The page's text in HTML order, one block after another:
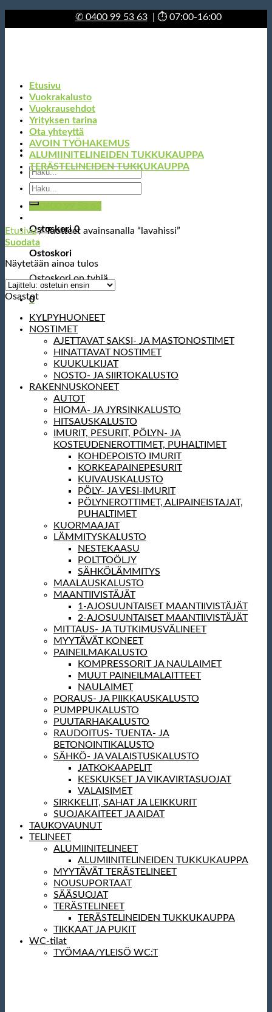
to
✆ 0400 99 53 63| ⏱ 07:00-16:00
Etsi:
✆ 0400 99 53 63
Ostoskori0
Ostoskori
Ostoskori on tyhjä.
0
Etusivu
Vuokrakalusto
Vuokrausehdot
Yrityksen tarina
Ota yhteyttä
AVOIN TYÖHAKEMUS
ALUMIINITELINEIDEN TUKKUKAUPPA
TERÄSTELINEIDEN TUKKUKAUPPA
Etsi:
Etusivu /Tuotteet avainsanalla “lavahissi”
Suodata
Näytetään ainoa tulos
Osastot
KYLPYHUONEET
NOSTIMET
AJETTAVAT SAKSI- JA MASTONOSTIMET
HINATTAVAT NOSTIMET
KUUKULKIJAT
NOSTO- JA SIIRTOKALUSTO
RAKENNUSKONEET
AUTOT
HIOMA- JA JYRSINKALUSTO
HITSAUSKALUSTO
IMURIT, PESURIT, PÖLYN- JA
KOSTEUDENEROTTIMET, PUHALTIMET
KOHDEPOISTO IMURIT
KORKEAPAINEPESURIT
KUIVAUSKALUSTO
PÖLY- JA VESI-IMURIT
PÖLYNEROTTIMET, ALIPAINEISTAJAT,
PUHALTIMET
KUORMAAJAT
LÄMMITYSKALUSTO
NESTEKAASU
POLTTOÖLJY
SÄHKÖLÄMMITYS
MAALAUSKALUSTO
MAANTIIVISTÄJÄT
1-AJOSUUNTAISET MAANTIIVISTÄJÄT
2-AJOSUUNTAISET MAANTIIVISTÄJÄT
MITTAUS- JA TUTKIMUSVÄLINEET
MYYTÄVÄT KONEET
PAINEILMAKALUSTO
KOMPRESSORIT JA NAULAIMET
MUUT PAINEILMALAITTEET
NAULAIMET
PORAUS- JA PIIKKAUSKALUSTO
PUMPPUKALUSTO
PUUTARHAKALUSTO
RAUDOITUS- TUENTA- JA
BETONOINTIKALUSTO
SÄHKÖ- JA VALAISTUSKALUSTO
JATKOKAAPELIT
KESKUKSET JA VIKAVIRTASUOJAT
VALAISIMET
SIRKKELIT, SAHAT JA LEIKKURIT
SUOJAKAITEET JA AIDAT
TAUKOVAUNUT
TELINEET
ALUMIINITELINEET
ALUMIINITELINEIDEN TUKKUKAUPPA
MYYTÄVÄT TERÄSTELINEET
NOUSUPORTAAT
SÄÄSUOJAT
TERÄSTELINEET
TERÄSTELINEIDEN TUKKUKAUPPA
TIKKAAT JA PUKIT
WC-tilat
TYÖMAA/YLEISÖ WC:T